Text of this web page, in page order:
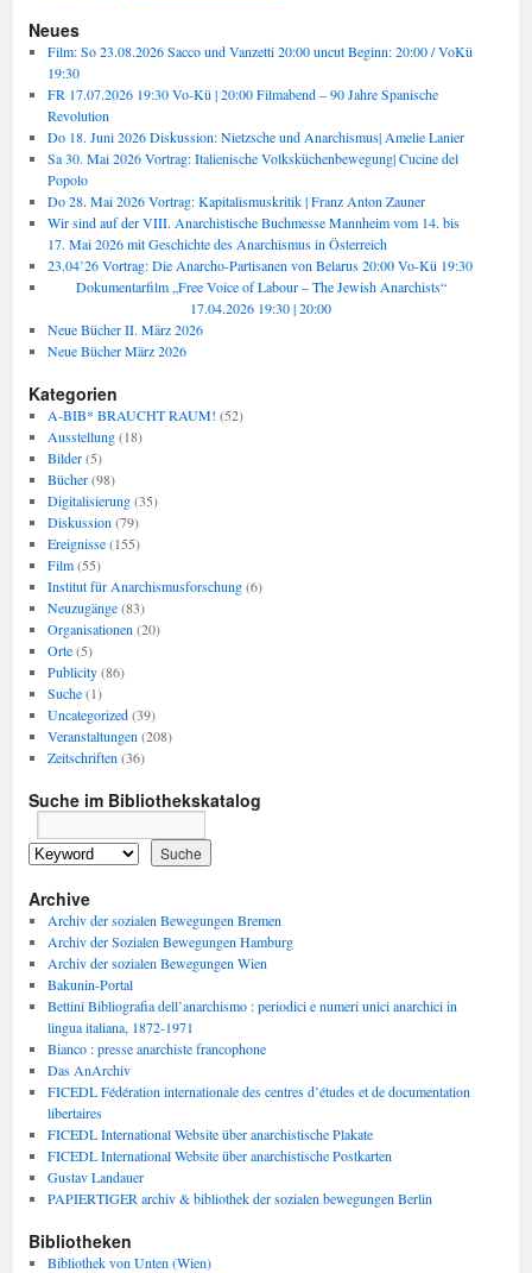
Neues
Film: So 23.08.2026 Sacco und Vanzetti 20:00 uncut Beginn: 20:00 / VoKü
19:30
FR 17.07.2026 19:30 Vo-Kü | 20:00 Filmabend – 90 Jahre Spanische
Revolution
Do 18. Juni 2026 Diskussion: Nietzsche und Anarchismus| Amelie Lanier
Sa 30. Mai 2026 Vortrag: Italienische Volksküchenbewegung| Cucine del
Popolo
Do 28. Mai 2026 Vortrag: Kapitalismuskritik | Franz Anton Zauner
Wir sind auf der VIII. Anarchistische Buchmesse Mannheim vom 14. bis
17. Mai 2026 mit Geschichte des Anarchismus in Österreich
23.04’26 Vortrag: Die Anarcho-Partisanen von Belarus 20:00 Vo-Kü 19:30
Dokumentarfilm „Free Voice of Labour – The Jewish Anarchists“
17.04.2026 19:30 | 20:00
Neue Bücher II. März 2026
Neue Bücher März 2026
Kategorien
A-BIB* BRAUCHT RAUM! (52)
Ausstellung(18)
Bilder(5)
Bücher(98)
Digitalisierung(35)
Diskussion (79)
Ereignisse(155)
Film(55)
Institut für Anarchismusforschung(6)
Neuzugänge(83)
Organisationen (20)
Orte(5)
Publicity(86)
Suche(1)
Uncategorized(39)
Veranstaltungen (208)
Zeitschriften (36)
Suche im Bibliothekskatalog
Archive
Archiv der sozialen Bewegungen Bremen
Archiv der Sozialen Bewegungen Hamburg
Archiv der sozialen Bewegungen Wien
Bakunin-Portal
Bettini Bibliografia dell’anarchismo : periodici e numeri unici anarchici in
lingua italiana, 1872-1971
Bianco : presse anarchiste francophone
Das AnArchiv
FICEDL Fédération internationale des centres d’études et de documentation
libertaires
FICEDL International Website über anarchistische Plakate
FICEDL International Website über anarchistische Postkarten
Gustav Landauer
PAPIERTIGER archiv & bibliothek der sozialen bewegungen Berlin
Bibliotheken
Bibliothek von Unten (Wien)